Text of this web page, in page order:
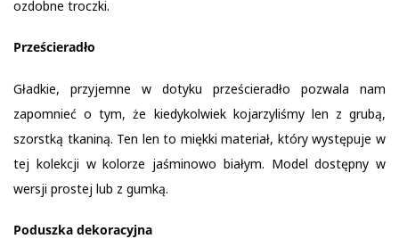
ozdobne troczki.
Prześcieradło
Gładkie, przyjemne w dotyku prześcieradło pozwala nam
zapomnieć o tym, że kiedykolwiek kojarzyliśmy len z grubą,
szorstką tkaniną. Ten len to miękki materiał, który występuje w
tej kolekcji w kolorze jaśminowo białym. Model dostępny w
wersji prostej lub z gumką.
Poduszka dekoracyjna